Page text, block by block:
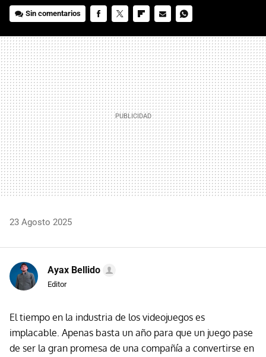
Sin comentarios
MAIL
23 Agosto 2025
Ayax Bellido
Editor
El tiempo en la industria de los videojuegos es
implacable. Apenas basta un año para que un juego pase
de ser la gran promesa de una compañía a convertirse en